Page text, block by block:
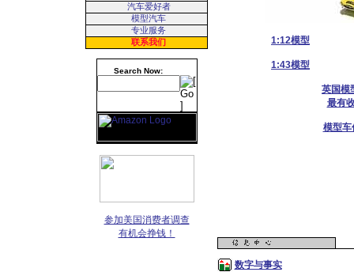
汽车爱好者
模型汽车
专业服务
联系我们
Search Now:
参加美国消费者调查
有机会挣钱！
1:12模型
1:43模型
英国模
最有
模型车
数字与事实